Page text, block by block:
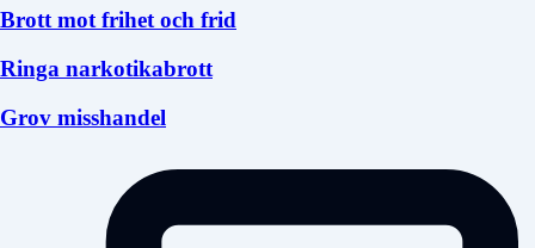
Brott mot frihet och frid
Ringa narkotikabrott
Grov misshandel